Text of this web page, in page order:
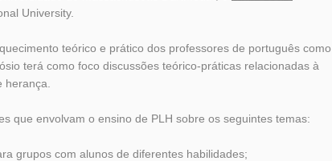
University.
teórico e prático dos professores de português como
terá como foco discussões teórico-práticas relacionadas à
que envolvam o ensino de PLH sobre os seguintes temas:
grupos com alunos de diferentes habilidades;